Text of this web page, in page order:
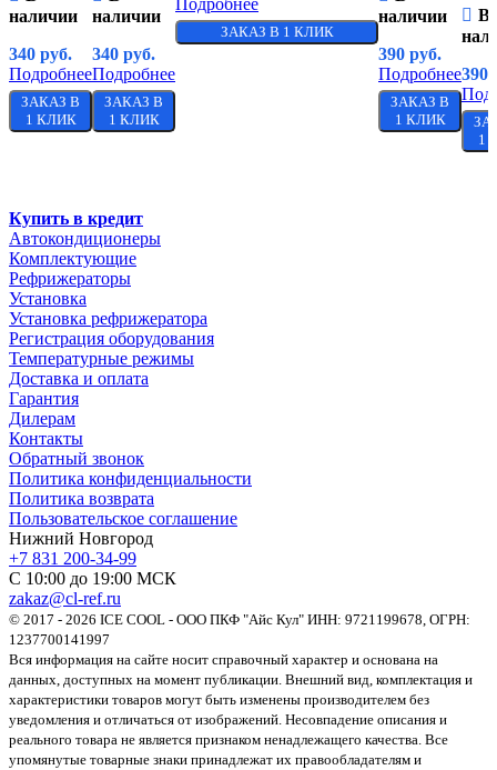
наличии
340 руб.
Подробнее
ЗАКАЗ В
1 КЛИК
наличии
340 руб.
Подробнее
ЗАКАЗ В
1 КЛИК
Подробнее
ЗАКАЗ В 1 КЛИК
наличии
390 руб.
Подробнее
ЗАКАЗ В
1 КЛИК
В
390
1
Купить в кредит
Автокондиционеры
Комплектующие
Рефрижераторы
Установка
Установка рефрижератора
Регистрация оборудования
Температурные режимы
Доставка и оплата
Гарантия
Дилерам
Контакты
Обратный звонок
Политика конфиденциальности
Политика возврата
Пользовательское соглашение
Нижний Новгород
+7 831 200-34-99
С 10:00 до 19:00 МСК
zakaz@cl-ref.ru
© 2017 - 2026 ICE COOL - ООО ПКФ "Айс Кул" ИНН: 9721199678, ОГРН:
1237700141997
Вся информация на сайте носит справочный характер и основана на
данных, доступных на момент публикации. Внешний вид, комплектация и
характеристики товаров могут быть изменены производителем без
уведомления и отличаться от изображений. Несовпадение описания и
реального товара не является признаком ненадлежащего качества. Все
упомянутые товарные знаки принадлежат их правообладателям и